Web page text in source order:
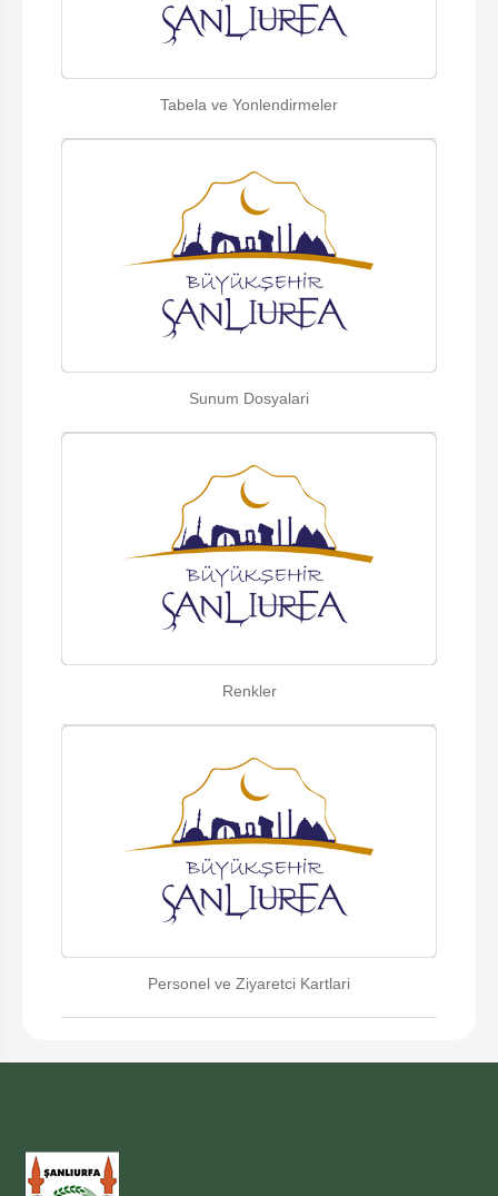
Tabela ve Yonlendirmeler
Sunum Dosyalari
Renkler
Personel ve Ziyaretci Kartlari